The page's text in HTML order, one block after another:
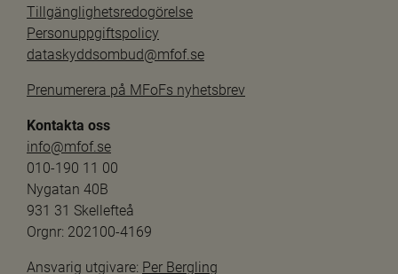
Tillgänglighetsredogörelse
Personuppgiftspolicy
dataskyddsombud@mfof.se
Prenumerera på MFoFs nyhetsbrev
Kontakta oss
info@mfof.se
010-190 11 00
Nygatan 40B
931 31 Skellefteå
Orgnr: 202100-4169
Ansvarig utgivare: Per Bergling